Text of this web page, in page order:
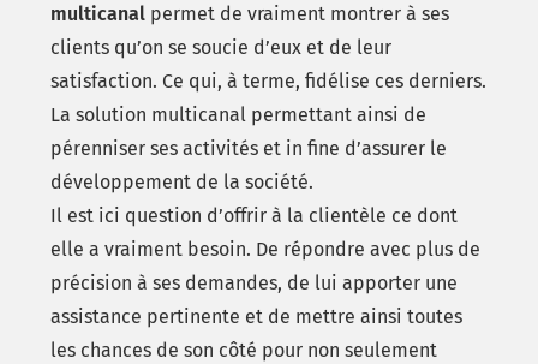
multicanal permet de vraiment montrer à ses
clients qu’on se soucie d’eux et de leur
satisfaction. Ce qui, à terme, fidélise ces derniers.
La solution multicanal permettant ainsi de
pérenniser ses activités et in fine d’assurer le
développement de la société.
Il est ici question d’offrir à la clientèle ce dont
elle a vraiment besoin. De répondre avec plus de
précision à ses demandes, de lui apporter une
assistance pertinente et de mettre ainsi toutes
les chances de son côté pour non seulement